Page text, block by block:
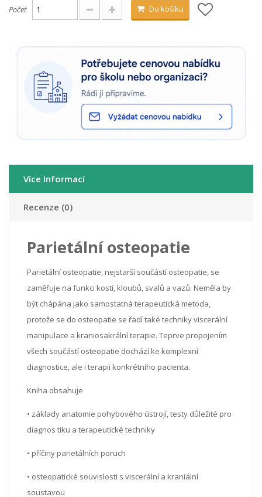
Počet Do košíku
Více Informací
Recenze (0)
Parietální osteopatie
Parietální osteopatie, nejstarší součástí osteopatie, se
zaměřuje na funkci kostí, kloubů, svalů a vazů. Neměla by
být chápána jako samostatná terapeutická metoda,
protože se do osteopatie se řadí také techniky viscerální
manipulace a kraniosakrální terapie. Teprve propojením
všech součástí osteopatie dochází ke komplexní
diagnostice, ale i terapii konkrétního pacienta.
Kniha obsahuje
• základy anatomie pohybového ústrojí, testy důležité pro
diagnos tiku a terapeutické techniky
• příčiny parietálních poruch
• osteopatické souvislosti s viscerální a kraniální
soustavou